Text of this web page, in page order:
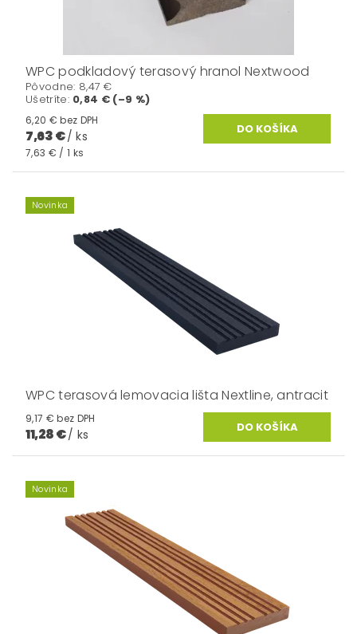
WPC podkladový terasový hranol Nextwood
Pôvodne: 8,47 €
Ušetríte: 0,84 € (–9 %)
6,20 € bez DPH
7,63 €/ ks
7,63 € / 1 ks
Novinka
WPC terasová lemovacia lišta Nextline, antracit
9,17 € bez DPH
11,28 €/ ks
Novinka